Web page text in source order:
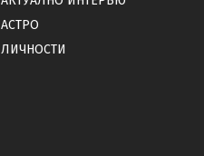
АСТРО
ЛИЧНОСТИ